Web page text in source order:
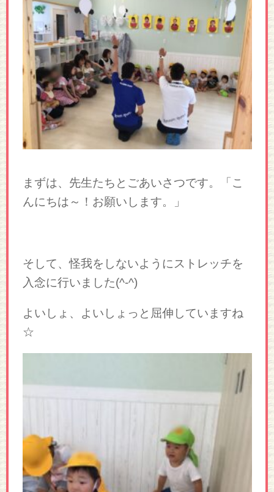
まずは、先生たちとごあいさつです。「こ
んにちは～！お願いします。」
そして、怪我をしないようにストレッチを
入念に行いました(^-^)
よいしょ、よいしょっと屈伸していますね
☆